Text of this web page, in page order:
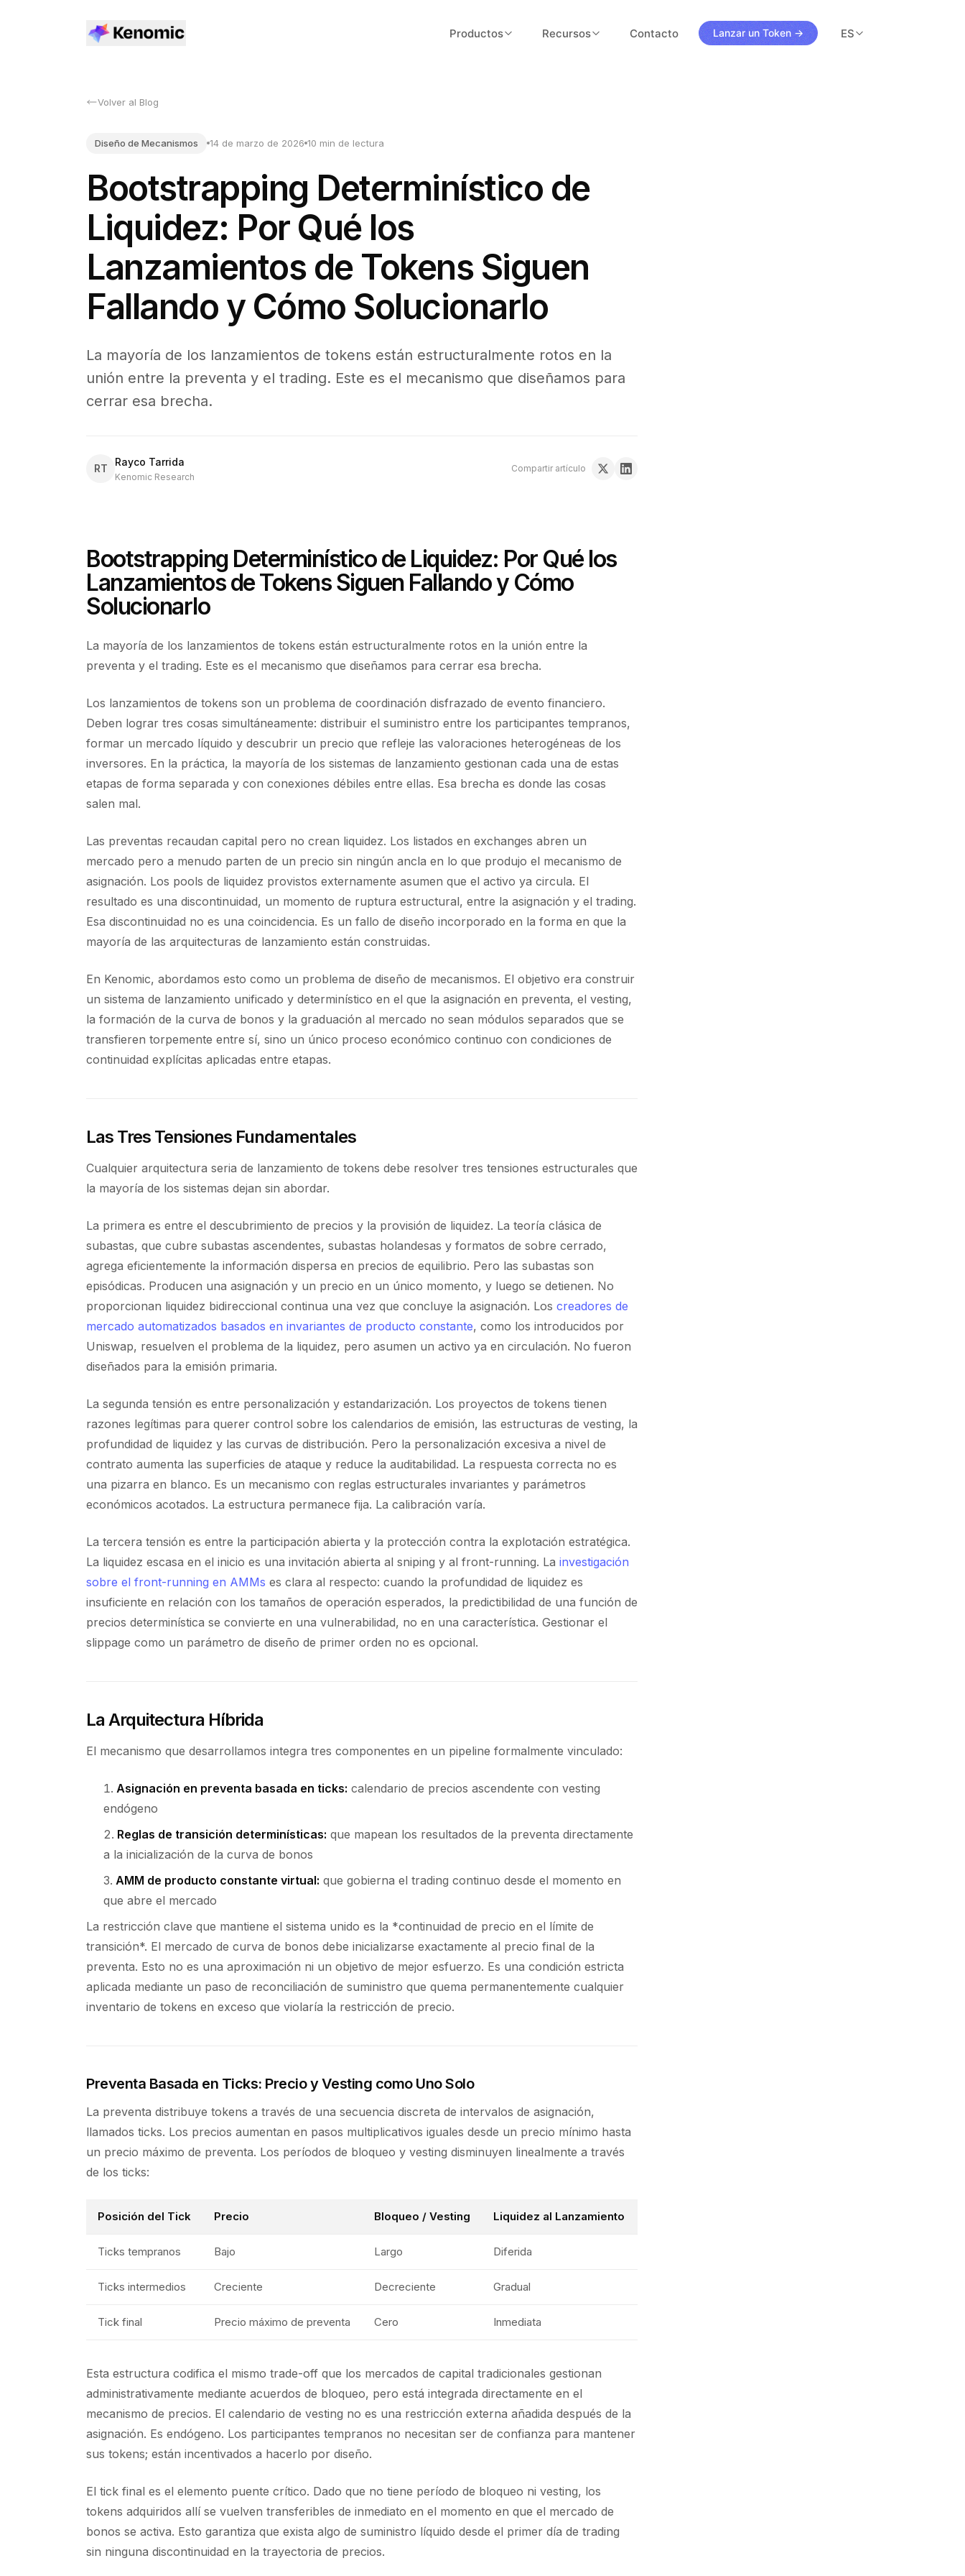
Productos Recursos
Documentation
Common questions answered
Pricing
Plans for every team size
Contacto Lanzar un Token → ES
Volver al Blog
Diseño de Mecanismos 14 de marzo de 2026 10 min de lectura
Bootstrapping Determinístico de
Liquidez: Por Qué los
Lanzamientos de Tokens Siguen
Fallando y Cómo Solucionarlo
La mayoría de los lanzamientos de tokens están estructuralmente rotos en la
unión entre la preventa y el trading. Este es el mecanismo que diseñamos para
cerrar esa brecha.
RT
Rayco Tarrida
Kenomic Research
Compartir artículo
Bootstrapping Determinístico de Liquidez: Por Qué los
Lanzamientos de Tokens Siguen Fallando y Cómo
Solucionarlo
La mayoría de los lanzamientos de tokens están estructuralmente rotos en la unión entre la
preventa y el trading. Este es el mecanismo que diseñamos para cerrar esa brecha.
Los lanzamientos de tokens son un problema de coordinación disfrazado de evento financiero.
Deben lograr tres cosas simultáneamente: distribuir el suministro entre los participantes tempranos,
formar un mercado líquido y descubrir un precio que refleje las valoraciones heterogéneas de los
inversores. En la práctica, la mayoría de los sistemas de lanzamiento gestionan cada una de estas
etapas de forma separada y con conexiones débiles entre ellas. Esa brecha es donde las cosas
salen mal.
Las preventas recaudan capital pero no crean liquidez. Los listados en exchanges abren un
mercado pero a menudo parten de un precio sin ningún ancla en lo que produjo el mecanismo de
asignación. Los pools de liquidez provistos externamente asumen que el activo ya circula. El
resultado es una discontinuidad, un momento de ruptura estructural, entre la asignación y el trading.
Esa discontinuidad no es una coincidencia. Es un fallo de diseño incorporado en la forma en que la
mayoría de las arquitecturas de lanzamiento están construidas.
En Kenomic, abordamos esto como un problema de diseño de mecanismos. El objetivo era construir
un sistema de lanzamiento unificado y determinístico en el que la asignación en preventa, el vesting,
la formación de la curva de bonos y la graduación al mercado no sean módulos separados que se
transfieren torpemente entre sí, sino un único proceso económico continuo con condiciones de
continuidad explícitas aplicadas entre etapas.
Las Tres Tensiones Fundamentales
Cualquier arquitectura seria de lanzamiento de tokens debe resolver tres tensiones estructurales que
la mayoría de los sistemas dejan sin abordar.
La primera es entre el descubrimiento de precios y la provisión de liquidez. La teoría clásica de
subastas, que cubre subastas ascendentes, subastas holandesas y formatos de sobre cerrado,
agrega eficientemente la información dispersa en precios de equilibrio. Pero las subastas son
episódicas. Producen una asignación y un precio en un único momento, y luego se detienen. No
proporcionan liquidez bidireccional continua una vez que concluye la asignación. Los creadores de
mercado automatizados basados en invariantes de producto constante, como los introducidos por
Uniswap, resuelven el problema de la liquidez, pero asumen un activo ya en circulación. No fueron
diseñados para la emisión primaria.
La segunda tensión es entre personalización y estandarización. Los proyectos de tokens tienen
razones legítimas para querer control sobre los calendarios de emisión, las estructuras de vesting, la
profundidad de liquidez y las curvas de distribución. Pero la personalización excesiva a nivel de
contrato aumenta las superficies de ataque y reduce la auditabilidad. La respuesta correcta no es
una pizarra en blanco. Es un mecanismo con reglas estructurales invariantes y parámetros
económicos acotados. La estructura permanece fija. La calibración varía.
La tercera tensión es entre la participación abierta y la protección contra la explotación estratégica.
La liquidez escasa en el inicio es una invitación abierta al sniping y al front-running. La investigación
sobre el front-running en AMMs es clara al respecto: cuando la profundidad de liquidez es
insuficiente en relación con los tamaños de operación esperados, la predictibilidad de una función de
precios determinística se convierte en una vulnerabilidad, no en una característica. Gestionar el
slippage como un parámetro de diseño de primer orden no es opcional.
La Arquitectura Híbrida
El mecanismo que desarrollamos integra tres componentes en un pipeline formalmente vinculado:
Asignación en preventa basada en ticks: calendario de precios ascendente con vesting
endógeno
Reglas de transición determinísticas: que mapean los resultados de la preventa directamente
a la inicialización de la curva de bonos
AMM de producto constante virtual: que gobierna el trading continuo desde el momento en
que abre el mercado
La restricción clave que mantiene el sistema unido es la *continuidad de precio en el límite de
transición*. El mercado de curva de bonos debe inicializarse exactamente al precio final de la
preventa. Esto no es una aproximación ni un objetivo de mejor esfuerzo. Es una condición estricta
aplicada mediante un paso de reconciliación de suministro que quema permanentemente cualquier
inventario de tokens en exceso que violaría la restricción de precio.
Preventa Basada en Ticks: Precio y Vesting como Uno Solo
La preventa distribuye tokens a través de una secuencia discreta de intervalos de asignación,
llamados ticks. Los precios aumentan en pasos multiplicativos iguales desde un precio mínimo hasta
un precio máximo de preventa. Los períodos de bloqueo y vesting disminuyen linealmente a través
de los ticks:
Posición del Tick Precio Bloqueo / Vesting Liquidez al Lanzamiento
Ticks tempranos Bajo Largo Diferida
Ticks intermedios Creciente Decreciente Gradual
Tick final Precio máximo de preventa Cero Inmediata
Esta estructura codifica el mismo trade-off que los mercados de capital tradicionales gestionan
administrativamente mediante acuerdos de bloqueo, pero está integrada directamente en el
mecanismo de precios. El calendario de vesting no es una restricción externa añadida después de la
asignación. Es endógeno. Los participantes tempranos no necesitan ser de confianza para mantener
sus tokens; están incentivados a hacerlo por diseño.
El tick final es el elemento puente crítico. Dado que no tiene período de bloqueo ni vesting, los
tokens adquiridos allí se vuelven transferibles de inmediato en el momento en que el mercado de
bonos se activa. Esto garantiza que exista algo de suministro líquido desde el primer día de trading
sin ninguna discontinuidad en la trayectoria de precios.